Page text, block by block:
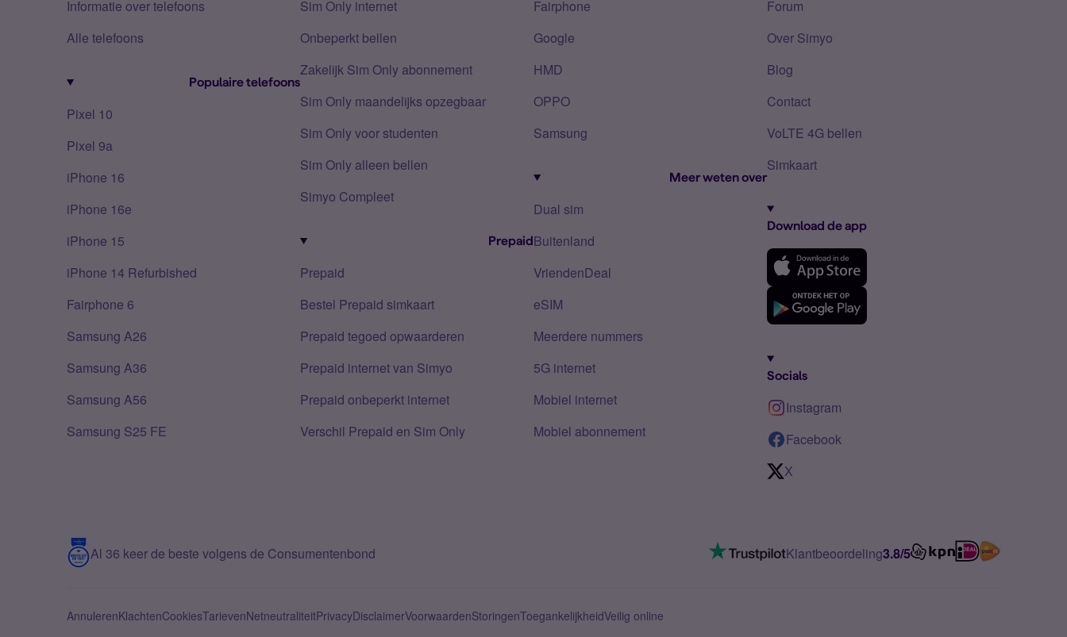
Informatie over telefoons
Alle telefoons
Populaire telefoons
Pixel 10
Pixel 9a
iPhone 16
iPhone 16e
iPhone 15
iPhone 14 Refurbished
Fairphone 6
Samsung A26
Samsung A36
Samsung A56
Samsung S25 FE
Sim Only internet
Onbeperkt bellen
Zakelijk Sim Only abonnement
Sim Only maandelijks opzegbaar
Sim Only voor studenten
Sim Only alleen bellen
Simyo Compleet
Prepaid
Prepaid
Bestel Prepaid simkaart
Prepaid tegoed opwaarderen
Prepaid internet van Simyo
Prepaid onbeperkt internet
Verschil Prepaid en Sim Only
Fairphone
Google
HMD
OPPO
Samsung
Meer weten over
Dual sim
Buitenland
VriendenDeal
eSIM
Meerdere nummers
5G internet
Mobiel internet
Mobiel abonnement
Forum
Over Simyo
Blog
Contact
VoLTE 4G bellen
Simkaart
Download de app
Socials
Instagram
Facebook
X
Al 36 keer de beste volgens de Consumentenbond Klantbeoordeling3.8/5
AnnulerenKlachtenCookiesTarievenNetneutraliteitPrivacyDisclaimerVoorwaardenStoringenToegankelijkheidVeilig online